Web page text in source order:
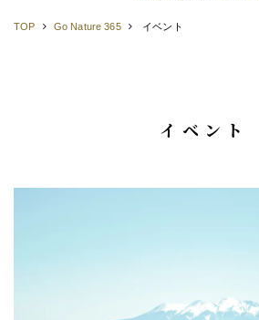
TOP Go Nature 365 イベント
イベント